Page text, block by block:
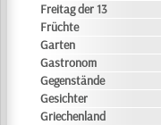
Freitag der 13
Früchte
Garten
Gastronom
Gegenstände
Gesichter
Griechenland